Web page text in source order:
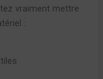
vraiment mettre
: